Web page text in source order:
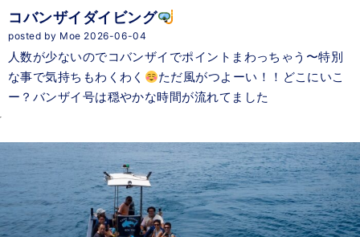
コバンザイダイビング
posted by Moe 2026-06-04
人数が少ないのでコバンザイでポイントまわっちゃう〜特別
な事で気持ちもわくわく
ただ風がつよーい！！どこにいこ
ー？バンザイ号は穏やかな時間が流れてました